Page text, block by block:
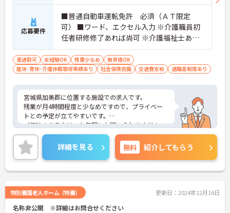
応募要件
■普通自動車運転免許 必須（ＡＴ限定
可） ■ワード、エクセル入力 ※介護職員初
任者研修修了あれば尚可 ※介護福祉士あれ
ば尚可 ※介護施設での勤務経験あれば尚可
■未経験者大歓迎
車通勤可 未経験OK 残業少なめ
無資格OK
産休･育休･介護休暇取得実績あり
社会保険完備 交通費支給 退職金制度あり
宮城県加美郡に位置する施設での求人です。
残業が月4時間程度と少なめですので、プライベー
トとの予定が立てやすいです。
ご興味のある方は、お気軽にお問い合わせくださ
い。
詳細を見る 無料 紹介してもらう
特別養護老人ホーム（特養） 更新日：2024年12月16日
名称非公開 ※詳細はお問合せください